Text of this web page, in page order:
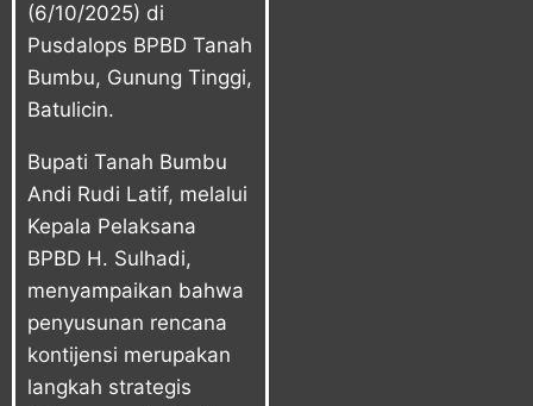
(6/10/2025) di
Pusdalops BPBD Tanah
Bumbu, Gunung Tinggi,
Batulicin.
Bupati Tanah Bumbu
Andi Rudi Latif, melalui
Kepala Pelaksana
BPBD H. Sulhadi,
menyampaikan bahwa
penyusunan rencana
kontijensi merupakan
langkah strategis